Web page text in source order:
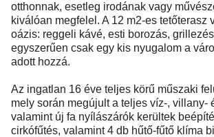
otthonnak, esetleg irodának vagy
kiválóan megfelel. A 12 m2-es tetőterasz
oázis: reggeli kávé, esti borozás,
egyszerűen csak egy kis nyugalom a
adott hozzá.
Az ingatlan 16 éve teljes körű műszaki
mely során megújult a teljes víz-, villany-
valamint új fa nyílászárók kerültek
cirkófűtés, valamint 4 db hűtő-fűtő klíma